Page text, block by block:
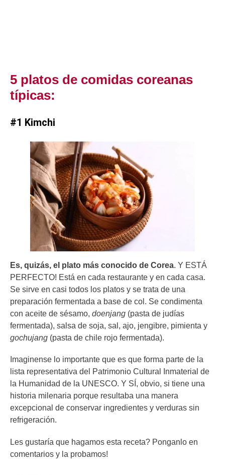
5 platos de comidas coreanas
típicas:
#1 Kimchi
Es, quizás, el plato más conocido de Corea. Y ESTÁ
PERFECTO! Está en cada restaurante y en cada casa.
Se sirve en casi todos los platos y se trata de una
preparación fermentada a base de col. Se condimenta
con aceite de sésamo, doenjang (pasta de judías
fermentada), salsa de soja, sal, ajo, jengibre, pimienta y
gochujang (pasta de chile rojo fermentada).
Imaginense lo importante que es que forma parte de la
lista representativa del Patrimonio Cultural Inmaterial de
la Humanidad de la UNESCO. Y SÍ, obvio, si tiene una
historia milenaria porque resultaba una manera
excepcional de conservar ingredientes y verduras sin
refrigeración.
Les gustaría que hagamos esta receta? Ponganlo en
comentarios y la probamos!